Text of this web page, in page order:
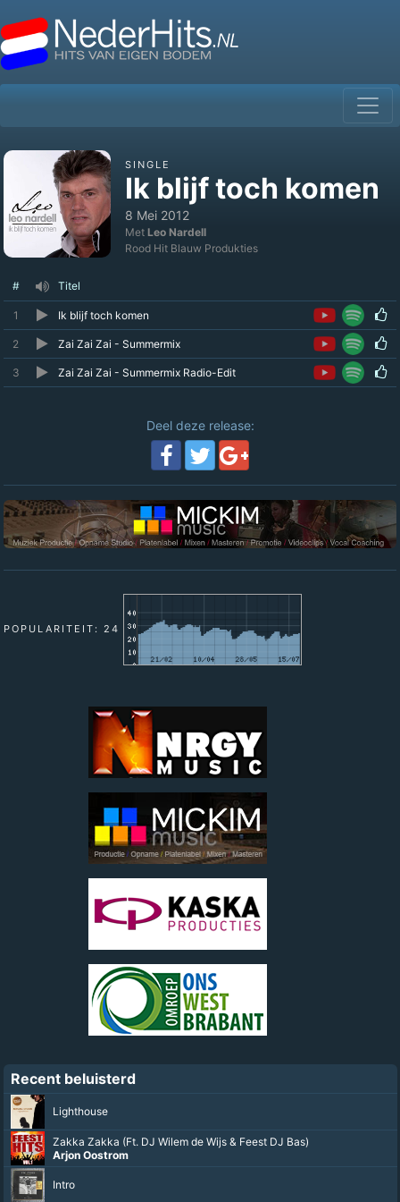
SINGLE
Ik blijf toch komen
8 Mei 2012
Met Leo Nardell
Rood Hit Blauw Produkties
# Titel
1 Ik blijf toch komen
2 Zai Zai Zai - Summermix
3 Zai Zai Zai - Summermix Radio-Edit
Deel deze release:
POPULARITEIT: 24
Recent beluisterd
Lighthouse
Zakka Zakka (Ft. DJ Wilem de Wijs & Feest DJ Bas)
Arjon Oostrom
Intro